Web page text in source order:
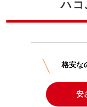
ハ
格安な
安